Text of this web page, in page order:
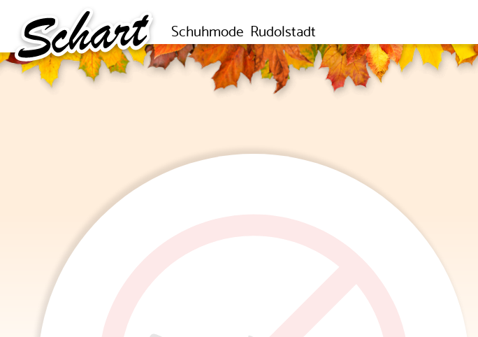
Schuhmode Rudolstadt